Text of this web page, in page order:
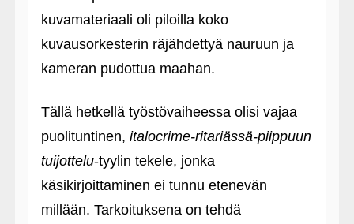
kuvamateriaali oli piloilla koko
kuvausorkesterin räjähdettyä nauruun ja
kameran pudottua maahan.
Tällä hetkellä työstövaiheessa olisi vajaa
puolituntinen, italocrime-ritariässä-piippuun
tuijottelu-tyylin tekele, jonka
käsikirjoittaminen ei tunnu etenevän
millään. Tarkoituksena on tehdä